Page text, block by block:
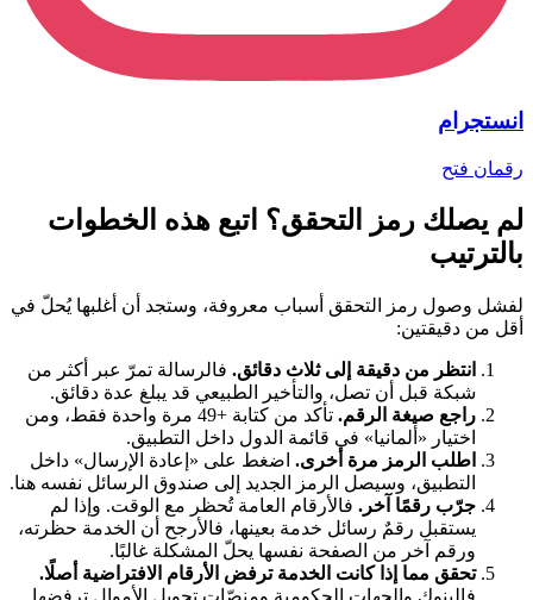
انستجرام
رقمان فتح
لم يصلك رمز التحقق؟ اتبع هذه الخطوات
بالترتيب
لفشل وصول رمز التحقق أسباب معروفة، وستجد أن أغلبها يُحلّ في
أقل من دقيقتين:
انتظر من دقيقة إلى ثلاث دقائق. فالرسالة تمرّ عبر أكثر من
شبكة قبل أن تصل، والتأخير الطبيعي قد يبلغ عدة دقائق.
راجع صيغة الرقم.
تأكد من كتابة +49 مرة واحدة فقط، ومن
اختيار «ألمانيا» في قائمة الدول داخل التطبيق.
اطلب الرمز مرة أخرى. اضغط على «إعادة الإرسال» داخل
التطبيق، وسيصل الرمز الجديد إلى صندوق الرسائل نفسه هنا.
جرّب رقمًا آخر. فالأرقام العامة تُحظر مع الوقت. وإذا لم
يستقبل رقمٌ رسائل خدمة بعينها، فالأرجح أن الخدمة حظرته،
ورقم آخر من الصفحة نفسها يحلّ المشكلة غالبًا.
تحقق مما إذا كانت الخدمة ترفض الأرقام الافتراضية أصلًا.
فالبنوك والجهات الحكومية ومنصّات تحويل الأموال ترفضها